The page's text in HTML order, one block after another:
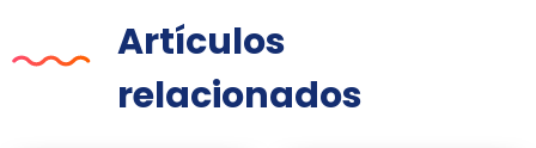
Artículos
relacionados